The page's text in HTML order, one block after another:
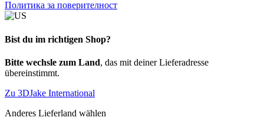
Политика за поверителност
Bist du im richtigen Shop?
Bitte wechsle zum Land, das mit deiner Lieferadresse
übereinstimmt.
Zu 3DJake International
Anderes Lieferland wählen